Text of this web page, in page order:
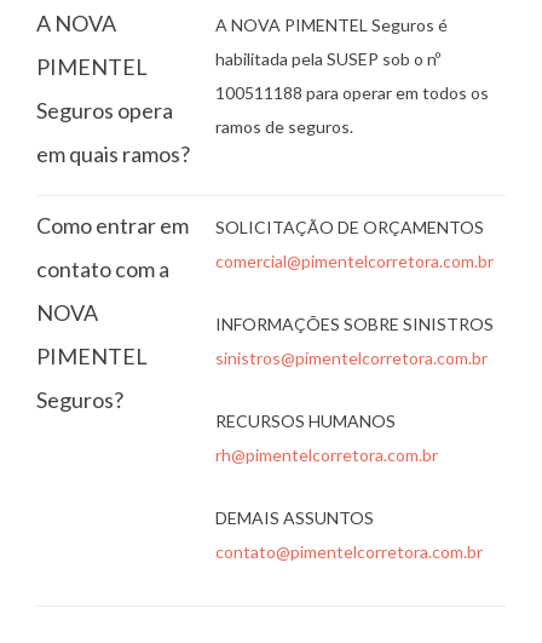
A NOVA
PIMENTEL
Seguros opera
em quais ramos?
A NOVA PIMENTEL Seguros é
habilitada pela SUSEP sob o nº
100511188 para operar em todos os
ramos de seguros.
Como entrar em
contato com a
NOVA
PIMENTEL
Seguros?
SOLICITAÇÃO DE ORÇAMENTOS
comercial@pimentelcorretora.com.br
INFORMAÇÕES SOBRE SINISTROS
sinistros@pimentelcorretora.com.br
RECURSOS HUMANOS
rh@pimentelcorretora.com.br
DEMAIS ASSUNTOS
contato@pimentelcorretora.com.br